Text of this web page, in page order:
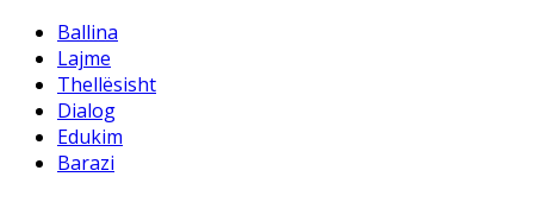
Ballina
Lajme
Thellësisht
Dialog
Edukim
Barazi